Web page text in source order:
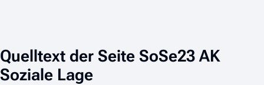
Quelltext der Seite SoSe23 AK
Soziale Lage